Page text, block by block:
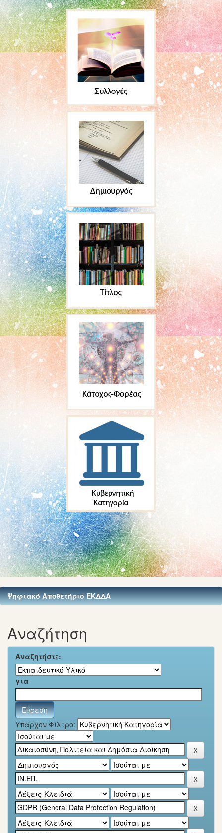
Ψηφιακό Αποθετήριο ΕΚΔΔΑ
Αναζήτηση
Αναζητήστε:
για
Υπάρχον Φίλτρο: